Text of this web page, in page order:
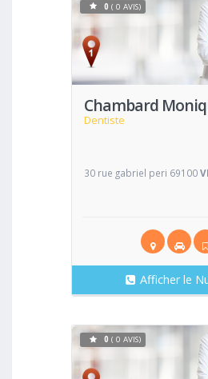
Chambard
Dentiste
0 ( 0 AVIS)
30 rue gabriel peri 69100
Afficher le
0 ( 0 AVIS)